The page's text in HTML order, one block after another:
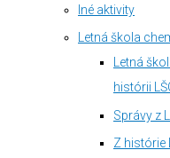
Iné aktivity
Letná škola
Letná
histórii
Správy z
Z histórie